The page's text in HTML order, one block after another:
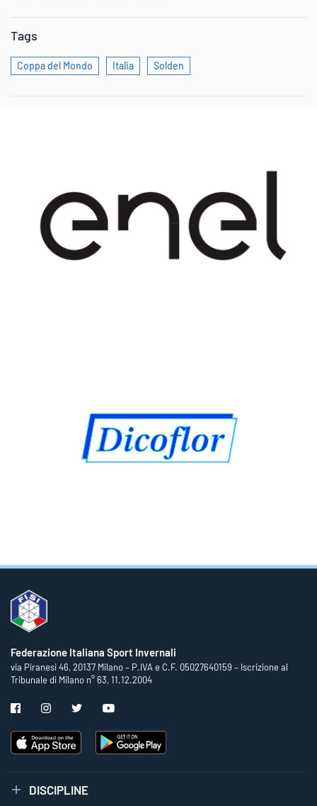
Tags
Coppa del Mondo Italia Solden
Federazione Italiana Sport Invernali
via Piranesi 46, 20137 Milano – P.IVA e C.F. 05027640159 – Iscrizione al
Tribunale di Milano n° 63, 11.12.2004
DISCIPLINE